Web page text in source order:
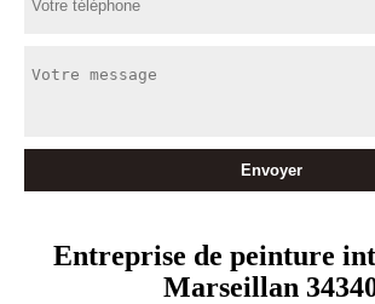
Entreprise de peinture
Marseillan